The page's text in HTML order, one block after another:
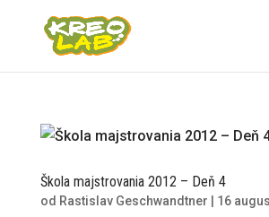
Škola majstrovania 2012 – Deň 4
od Rastislav Geschwandtner 16